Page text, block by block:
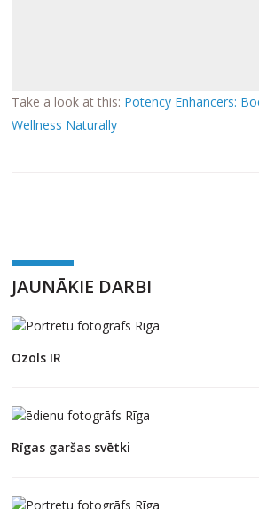
Take a look at this: Potency Enhancers:
Wellness Naturally
JAUNĀKIE DARBI
Ozols IR
Rīgas garšas svētki